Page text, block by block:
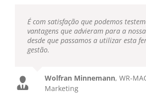
É com satisfação que podemos
vantagens que advieram para a
desde que passamos a utilizar esta
gestão.
Wolfran Minnemann, WR-
Marketing